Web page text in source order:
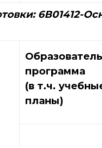
6В01412-
программа
(в т.ч.
планы)